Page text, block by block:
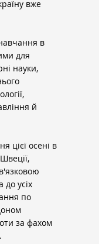
вже
в
для
науки,
й
цієї осені в
до усіх
по
за фахом